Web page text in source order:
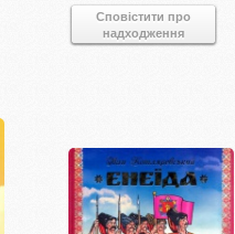
Сповістити про
надходження